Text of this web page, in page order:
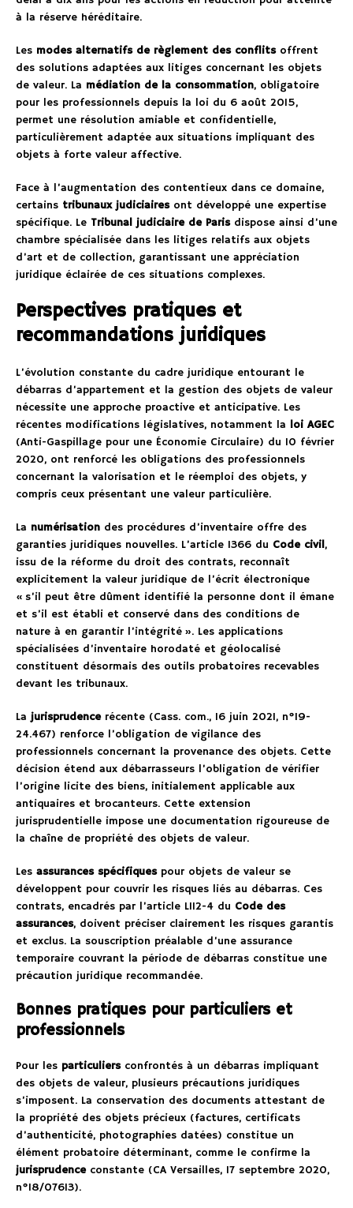
à la réserve héréditaire.
Les modes alternatifs de règlement des conflitsoffrent
des solutions adaptées aux litiges concernant les objets
de valeur. La médiation de la consommation, obligatoire
pour les professionnels depuis la loi du 6 août 2015,
permet une résolution amiable et confidentielle,
particulièrement adaptée aux situations impliquant des
objets à forte valeur affective.
Face à l’augmentation des contentieux dans ce domaine,
certains tribunaux judiciairesont développé une expertise
spécifique. Le Tribunal judiciaire de Parisdispose ainsi d’une
chambre spécialisée dans les litiges relatifs aux objets
d’art et de collection, garantissant une appréciation
juridique éclairée de ces situations complexes.
Perspectives pratiques et
recommandations juridiques
L’évolution constante du cadre juridique entourant le
débarras d’appartement et la gestion des objets de valeur
nécessite une approche proactive et anticipative. Les
récentes modifications législatives, notamment la loi AGEC
(Anti-Gaspillage pour une Économie Circulaire) du 10 février
2020, ont renforcé les obligations des professionnels
concernant la valorisation et le réemploi des objets, y
compris ceux présentant une valeur particulière.
La numérisation des procédures d’inventaire offre des
garanties juridiques nouvelles. L’article 1366 du Code civil,
issu de la réforme du droit des contrats, reconnaît
explicitement la valeur juridique de l’écrit électronique
« s’il peut être dûment identifié la personne dont il émane
et s’il est établi et conservé dans des conditions de
nature à en garantir l’intégrité ». Les applications
spécialisées d’inventaire horodaté et géolocalisé
constituent désormais des outils probatoires recevables
devant les tribunaux.
Lajurisprudencerécente (Cass. com., 16 juin 2021, n°19-
24.467) renforce l’obligation de vigilance des
professionnels concernant la provenance des objets. Cette
décision étend aux débarrasseurs l’obligation de vérifier
l’origine licite des biens, initialement applicable aux
antiquaires et brocanteurs. Cette extension
jurisprudentielle impose une documentation rigoureuse de
la chaîne de propriété des objets de valeur.
Les assurances spécifiquespour objets de valeur se
développent pour couvrir les risques liés au débarras. Ces
contrats, encadrés par l’article L112-4 du Code des
assurances, doivent préciser clairement les risques garantis
et exclus. La souscription préalable d’une assurance
temporaire couvrant la période de débarras constitue une
précaution juridique recommandée.
Bonnes pratiques pour particuliers et
professionnels
Pour les particuliersconfrontés à un débarras impliquant
des objets de valeur, plusieurs précautions juridiques
s’imposent. La conservation des documents attestant de
la propriété des objets précieux (factures, certificats
d’authenticité, photographies datées) constitue un
élément probatoire déterminant, comme le confirme la
jurisprudenceconstante (CA Versailles, 17 septembre 2020,
n°18/07613).